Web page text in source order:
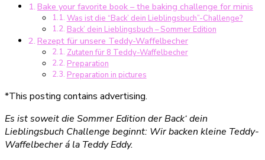
Lieblingsbuch
Sommer
Edition
2022
Bake your favorite book – the baking challenge for minis
Was ist die “Back’ dein Lieblingsbuch”-Challenge?
Back’ dein Lieblingsbuch – Sommer Edition
Rezept für unsere Teddy-Waffelbecher
Zutaten für 8 Teddy-Waffelbecher
Preparation
Preparation in pictures
*This posting contains advertising.
Es ist soweit die Sommer Edition der Back‘ dein
Lieblingsbuch Challenge beginnt: Wir backen kleine Teddy-
Waffelbecher á la Teddy Eddy.